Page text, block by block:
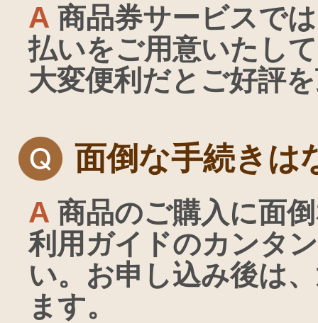
A 商品券サービスで
払いをご用意いたし
大変便利だとご好評
面倒な手続きは
A 商品のご購入に面
利用ガイドのカンタ
い。お申し込み後は
ます。